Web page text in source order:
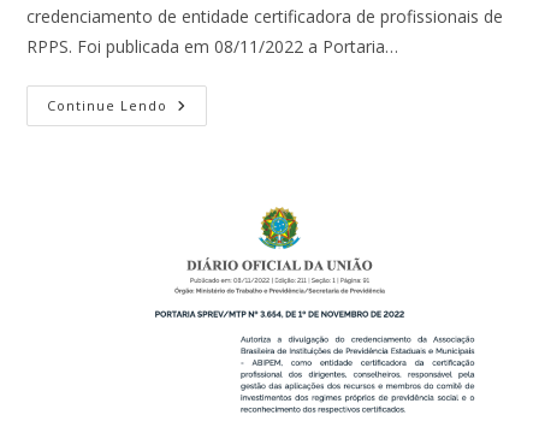
credenciamento de entidade certificadora de profissionais de
RPPS. Foi publicada em 08/11/2022 a Portaria…
Continue Lendo Manual
De